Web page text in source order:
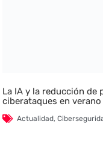
La IA y la reducción de
ciberataques en verano
Actualidad,